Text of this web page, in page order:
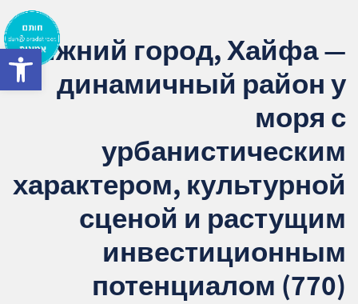
1. Нижний город, Хайфа — динамичный
район у моря с урбанистическим
характером, культурной сценой и
растущим инвестиционным потенциалом
2. אודות U נכסים
3. שאלתם ? ענינו !
Нижний город, Хайфа —
динамичный район у
моря с
урбанистическим
характером, культурной
сценой и растущим
инвестиционным
потенциалом (770)